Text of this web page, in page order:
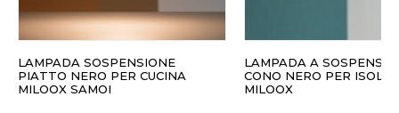
LAMPADA SOSPENSIONE
PIATTO NERO PER CUCINA
MILOOX SAMOI
LAMPADA A
CONO NERO PER ISOLA
MILOOX